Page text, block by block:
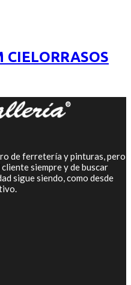
CIELORRASOS
de ferretería y pinturas, pero
siempre y de buscar
sigue siendo, como desde